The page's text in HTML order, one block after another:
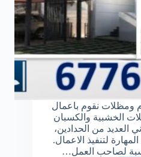
ومظلات نقوم باعمال
الخشبية والكسبان
العديد من الحدادين،
لتنفيذ الاعمال.
لصاحب العمل…